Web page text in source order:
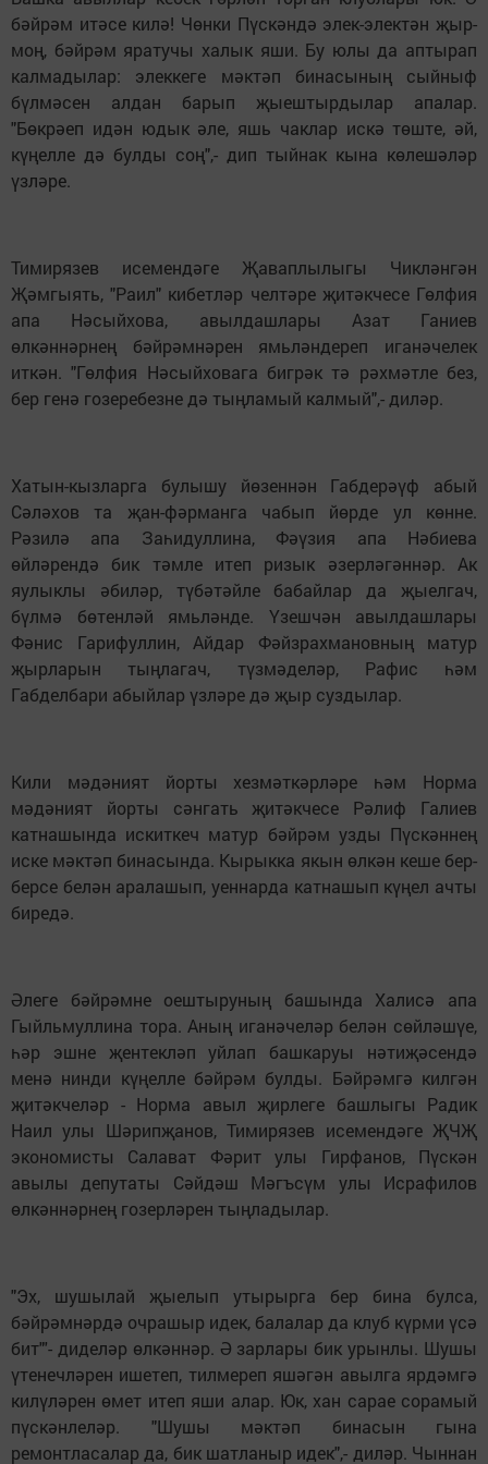
бәйрәм итәсе килә! Чөнки Пүскәндә элек-электән җыр-
моң, бәйрәм яратучы халык яши. Бу юлы да аптырап
калмадылар: элеккеге мәктәп бинасының сыйныф
бүлмәсен алдан барып җыештырдылар апалар.
"Бөкрәеп идән юдык әле, яшь чаклар искә төште, әй,
күңелле дә булды соң",- дип тыйнак кына көлешәләр
үзләре.
Тимирязев исемендәге Җаваплылыгы Чикләнгән
Җәмгыять, "Раил" кибетләр челтәре җитәкчесе Гөлфия
апа Нәсыйхова, авылдашлары Азат Ганиев
өлкәннәрнең бәйрәмнәрен ямьләндереп иганәчелек
иткән. "Гөлфия Нәсыйховага бигрәк тә рәхмәтле без,
бер генә гозеребезне дә тыңламый калмый",- диләр.
Хатын-кызларга булышу йөзеннән Габдерәүф абый
Сәләхов та җан-фәрманга чабып йөрде ул көнне.
Рәзилә апа Заһидуллина, Фәүзия апа Нәбиева
өйләрендә бик тәмле итеп ризык әзерләгәннәр. Ак
яулыклы әбиләр, түбәтәйле бабайлар да җыелгач,
бүлмә бөтенләй ямьләнде. Үзешчән авылдашлары
Фәнис Гарифуллин, Айдар Фәйзрахмановның матур
җырларын тыңлагач, түзмәделәр, Рафис һәм
Габделбари абыйлар үзләре дә җыр суздылар.
Кили мәдәният йорты хезмәткәрләре һәм Норма
мәдәният йорты сәнгать җитәкчесе Рәлиф Галиев
катнашында искиткеч матур бәйрәм узды Пүскәннең
иске мәктәп бинасында. Кырыкка якын өлкән кеше бер-
берсе белән аралашып, уеннарда катнашып күңел ачты
биредә.
Әлеге бәйрәмне оештыруның башында Халисә апа
Гыйльмуллина тора. Аның иганәчеләр белән сөйләшүе,
һәр эшне җентекләп уйлап башкаруы нәтиҗәсендә
менә нинди күңелле бәйрәм булды. Бәйрәмгә килгән
җитәкчеләр - Норма авыл җирлеге башлыгы Радик
Наил улы Шәрипҗанов, Тимирязев исемендәге ҖЧҖ
экономисты Салават Фәрит улы Гирфанов, Пүскән
авылы депутаты Сәйдәш Мәгъсүм улы Исрафилов
өлкәннәрнең гозерләрен тыңладылар.
"Эх, шушылай җыелып утырырга бер бина булса,
бәйрәмнәрдә очрашыр идек, балалар да клуб күрми үсә
бит"'- диделәр өлкәннәр. Ә зарлары бик урынлы. Шушы
үтенечләрен ишетеп, тилмереп яшәгән авылга ярдәмгә
килүләрен өмет итеп яши алар. Юк, хан сарае сорамый
пүскәнлеләр. "Шушы мәктәп бинасын гына
ремонтласалар да, бик шатланыр идек",- диләр. Чыннан